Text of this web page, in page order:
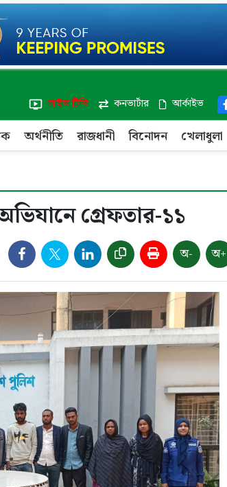
লাইভ টিভি
কনভার্টার আর্কাইভ
অর্থনীতি রাজধানী বিনোদন খেলাধুলা
গ্রেফতার-১১
অ- অ+